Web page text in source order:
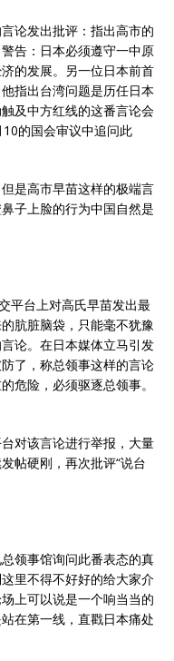
论发出批评：指出高市的
告：日本必须遵守一中原
的发展。另一位日本前首
指出台湾问题是历任日本
及中方红线的这番言论会
的国会审议中追问此
是高市早苗这样的极端言
子上脸的行为中国自然是
平台上对高氏早苗发出最
肮脏脑袋，只能毫不犹豫
论。在日本媒体立马引发
了，称总领事这样的言论
危险，必须驱逐总领事。
对该言论进行举报，大量
帖硬刚，再次批评“说台
领事馆询问此番表态的真
里不得不好好的给大家介
上可以说是一个响当当的
在第一线，直戳日本痛处